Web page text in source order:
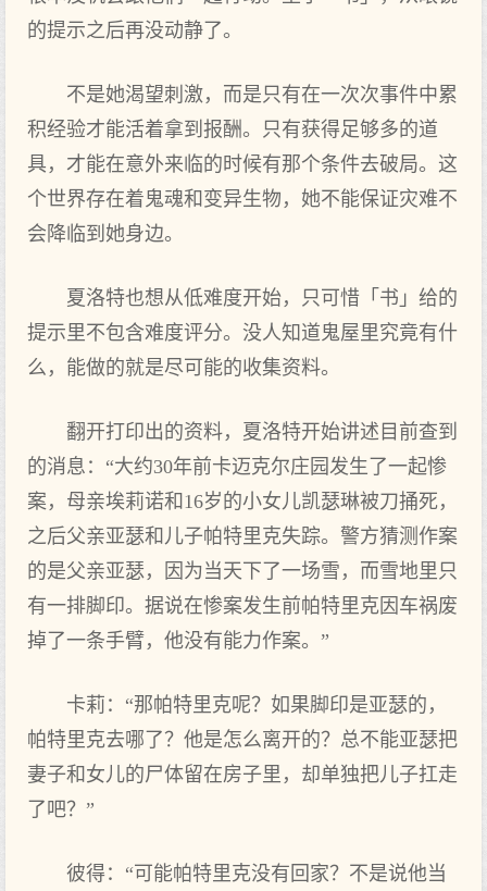
的提示之后再没动静了。
不是她渴望刺激，而是只有在一次次事件中累
积经验才能活着拿到报酬。只有获得足够多的道
具，才能在意外来临的时候有那个条件去破局。这
个世界存在着鬼魂和变异生物，她不能保证灾难不
会降临到她身边。
夏洛特也想从低难度开始，只可惜「书」给的
提示里不包含难度评分。没人知道鬼屋里究竟有什
么，能做的就是尽可能的收集资料。
翻开打印出的资料，夏洛特开始讲述目前查到
的消息：“大约30年前卡迈克尔庄园发生了一起惨
案，母亲埃莉诺和16岁的小女儿凯瑟琳被刀捅死，
之后父亲亚瑟和儿子帕特里克失踪。警方猜测作案
的是父亲亚瑟，因为当天下了一场雪，而雪地里只
有一排脚印。据说在惨案发生前帕特里克因车祸废
掉了一条手臂，他没有能力作案。”
卡莉：“那帕特里克呢？如果脚印是亚瑟的，
帕特里克去哪了？他是怎么离开的？总不能亚瑟把
妻子和女儿的尸体留在房子里，却单独把儿子扛走
了吧？”
彼得：“可能帕特里克没有回家？不是说他当